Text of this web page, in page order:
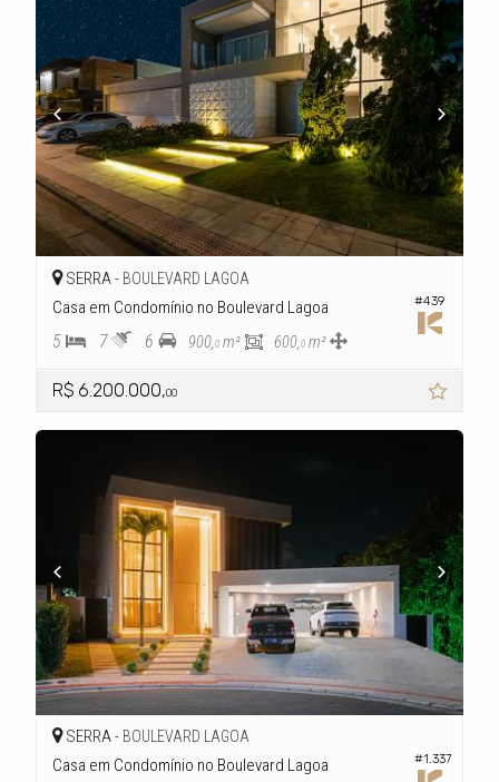
#439
SERRA - BOULEVARD LAGOA
Casa em Condomínio no Boulevard Lagoa
5 7 6 900,0 m² 600,0 m²
R$ 6.200.000,00
#1.337
SERRA - BOULEVARD LAGOA
Casa em Condomínio no Boulevard Lagoa